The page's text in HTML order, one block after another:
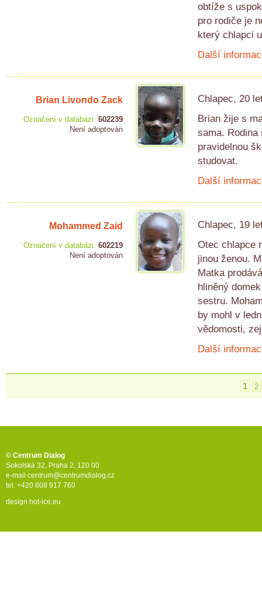
obtíže s
pro rodiče je
který chlapci
Další
Brian Livondo Zack
Označení v databázi: 602239
Není adoptován
Chlapec, 20
Brian žije s
sama. Rodina
pravidelnou
studovat.
Další
Mohammed Zaid
Označení v databázi: 602219
Není adoptován
Chlapec, 19
Otec chlapce
jinou ženou.
Matka
hliněný
sestru.
by mohl v
vědomosti,
Další
1 2
© Centrum Dialog
Sokolská 32, Praha 2, 120 00
e-mail centrum@centrumdialog.cz
tel. +420 608 917 760
design hot-ice.eu